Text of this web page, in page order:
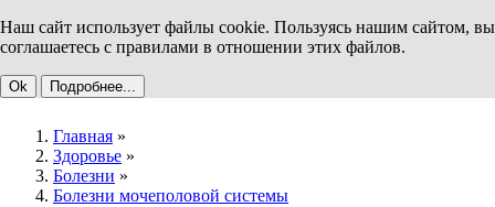
Наш сайт использует файлы cookie. Пользуясь нашим сайтом, вы
соглашаетесь с правилами в отношении этих файлов.
Ok Подробнее...
Главная »
Здоровье »
Болезни »
Болезни мочеполовой системы